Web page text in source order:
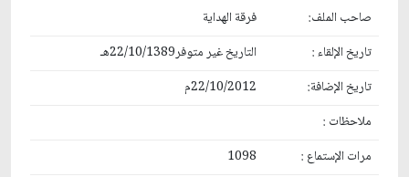
صاحب الملف:
فرقة الهداية
تاريخ الإلقاء :
التاريخ غير متوفر22/10/1389هـ
تاريخ الإضافة:
22/10/2012م
ملاحظات :
مرات الإستماع :
1098